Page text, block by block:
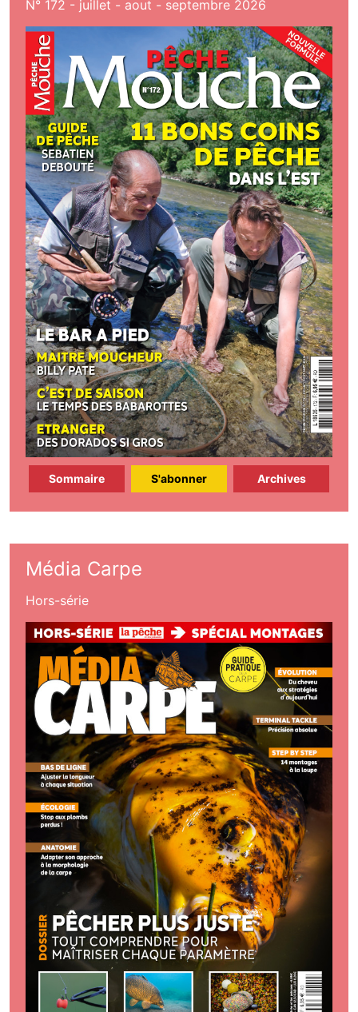
N° 172 - juillet - aout - septembre 2026
Sommaire S'abonner Archives
Média Carpe
Hors-série